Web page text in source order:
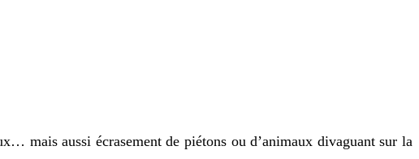
mais aussi écrasement de piétons ou d’animaux divaguant sur la